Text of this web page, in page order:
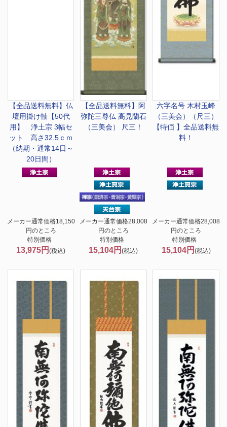
【全品送料無料】 仏
壇用掛け軸【50代
用】 浄土宗 3幅セ
ット 高さ32.5ｃｍ
（納期・通常14日～
20日間）
メーカー通常価格18,150
円のところ
特別価格
13,975円(税込)
【全品送料無料】
阿
弥陀三尊仏 高見蘭石
（三美会） 尺三！
メーカー通常価格28,008
円のところ
特別価格
15,104円(税込)
六字名号 木村玉峰
（三美会）（尺三）
【特価 】全品送料無
料！
メーカー通常価格28,008
円のところ
特別価格
15,104円 (税込)